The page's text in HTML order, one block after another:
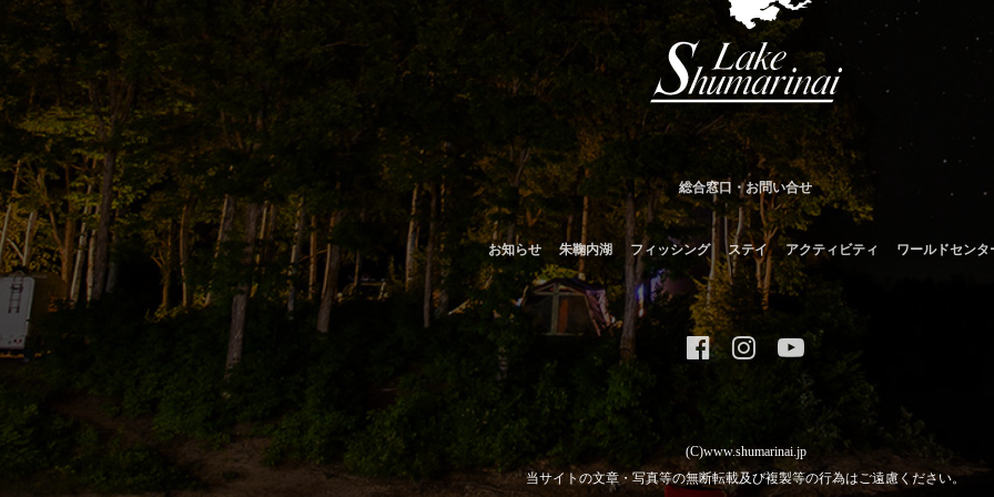
総合窓口・お問い合せ
お知らせ 朱鞠内湖 フィッシング ステイ アクティビティ ワールドセンタ
(C)www.shumarinai.jp
当サイトの文章・写真等の無断転載及び複製等の行為はご遠慮ください。